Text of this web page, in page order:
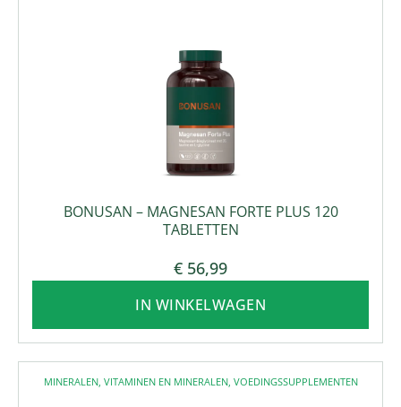
BONUSAN – MAGNESAN FORTE PLUS 120
TABLETTEN
€ 56,99
IN WINKELWAGEN
MINERALEN, VITAMINEN EN MINERALEN, VOEDINGSSUPPLEMENTEN